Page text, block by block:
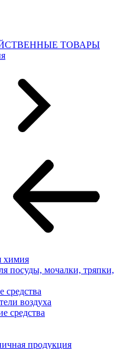
ТОВАРЫ
химия
посуды, мочалки, тряпки,
воздуха
средства
продукция